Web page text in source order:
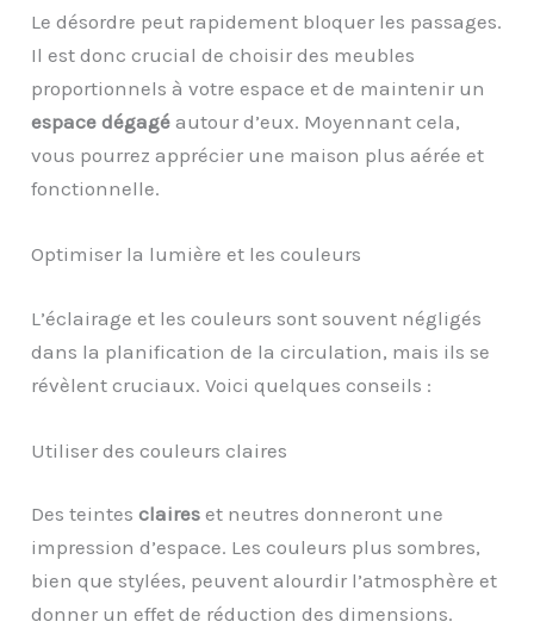
Le désordre peut rapidement bloquer les passages.
Il est donc crucial de choisir des meubles
proportionnels à votre espace et de maintenir un
espace dégagé autour d’eux. Moyennant cela,
vous pourrez apprécier une maison plus aérée et
fonctionnelle.
Optimiser la lumière et les couleurs
L’éclairage et les couleurs sont souvent négligés
dans la planification de la circulation, mais ils se
révèlent cruciaux. Voici quelques conseils :
Utiliser des couleurs claires
Des teintesclaires et neutres donneront une
impression d’espace. Les couleurs plus sombres,
bien que stylées, peuvent alourdir l’atmosphère et
donner un effet de réduction des dimensions.